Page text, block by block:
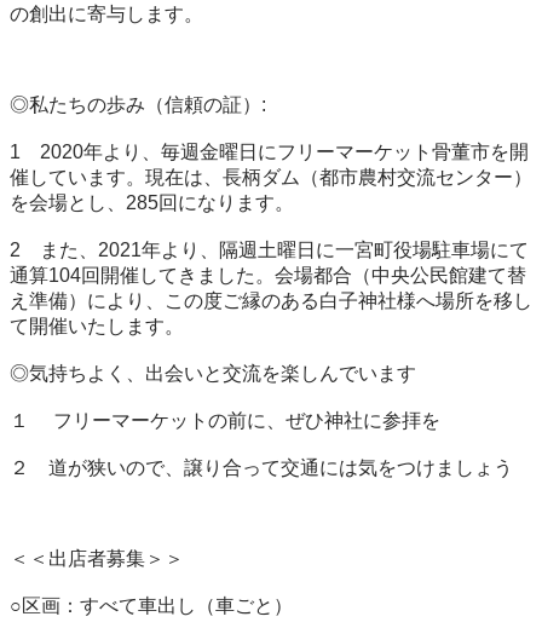
の創出に寄与します。
◎私たちの歩み（信頼の証）:
1　2020年より、毎週金曜日にフリーマーケット骨董市を開
催しています。現在は、長柄ダム（都市農村交流センター）
を会場とし、285回になります。
2　また、2021年より、隔週土曜日に一宮町役場駐車場にて
通算104回開催してきました。会場都合（中央公民館建て替
え準備）により、この度ご縁のある白子神社様へ場所を移し
て開催いたします。
◎気持ちよく、出会いと交流を楽しんでいます
１ 　フリーマーケットの前に、ぜひ神社に参拝を
２　道が狭いので、譲り合って交通には気をつけましょう
＜＜出店者募集＞＞
○区画：すべて車出し（車ごと）